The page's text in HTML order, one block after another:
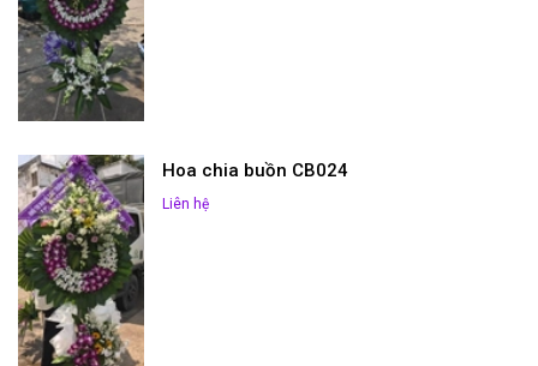
Hoa chia buồn CB024
Liên hệ